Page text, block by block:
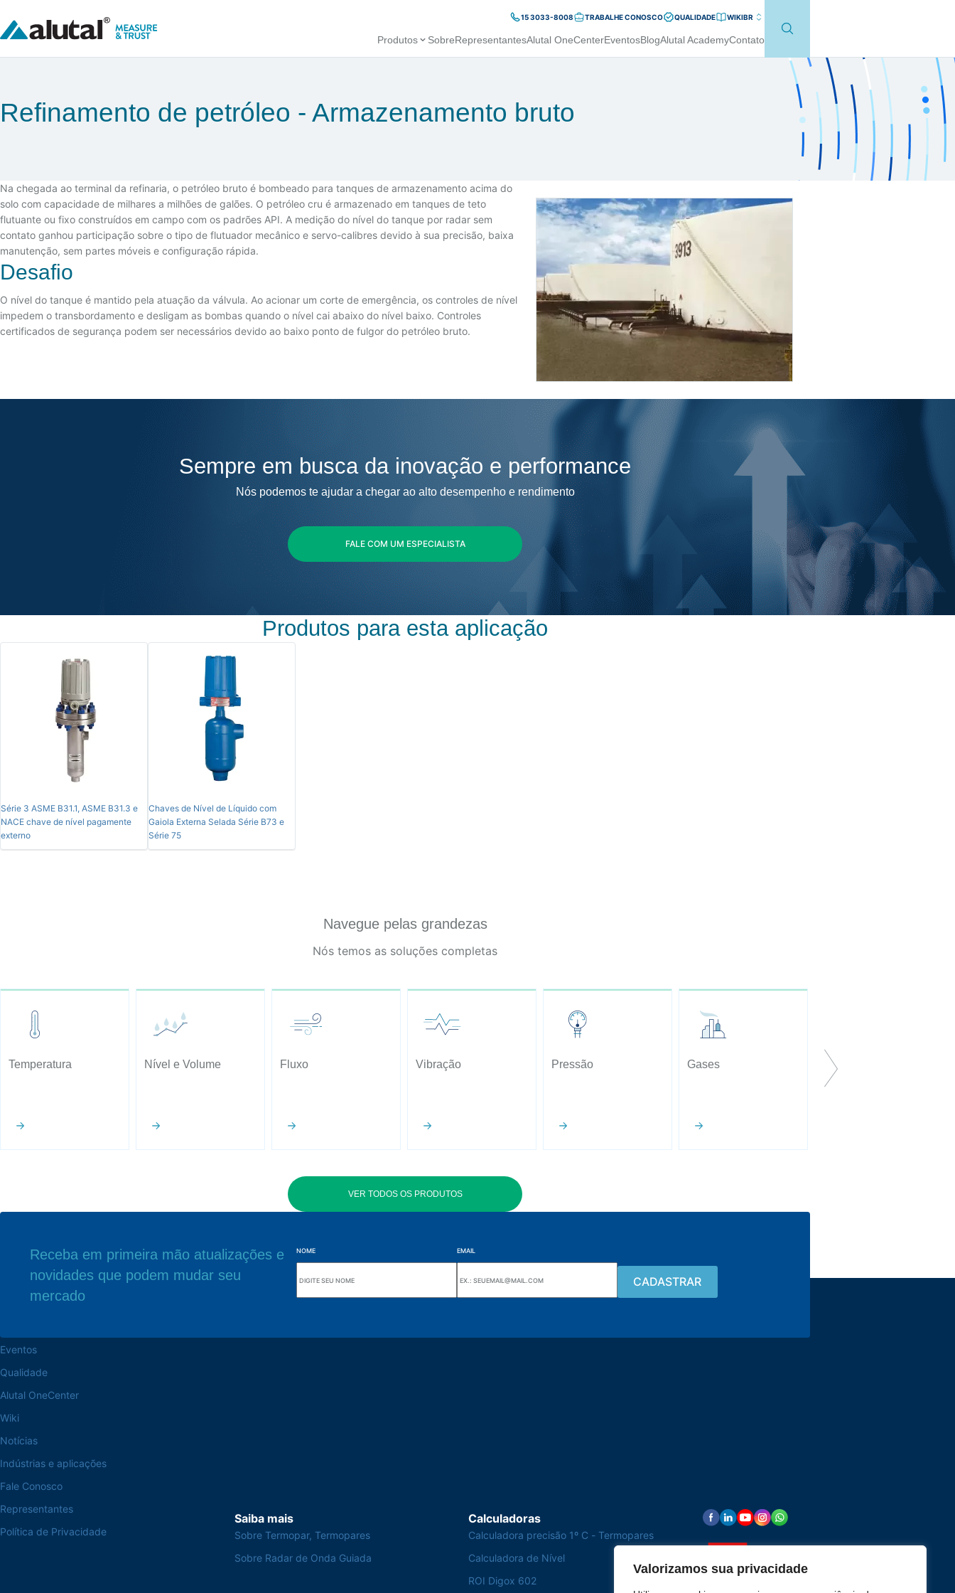
Valorizamos sua privacidade
15 3033-8008 TRABALHE CONOSCO QUALIDADE WIKIBR
Produtos SobreRepresentantesAlutal OneCenterEventosBlogAlutal AcademyContato
Refinamento de petróleo Armazenamento bruto
Na chegada ao terminal da refinaria, o petróleo bruto é bombeado para tanques de armazenamento acima do
solo com capacidade de milhares a milhões de galões. O petróleo cru é armazenado em tanques de teto
flutuante ou fixo construídos em campo com os padrões API. A medição do nível do tanque por radar sem
contato ganhou participação sobre o tipo de flutuador mecânico e servo-calibres devido à sua precisão, baixa
manutenção, sem partes móveis e configuração rápida.
Desafio
O nível do tanque é mantido pela atuação da válvula. Ao acionar um corte de emergência, os controles de nível
impedem o transbordamento e desligam as bombas quando o nível cai abaixo do nível baixo. Controles
certificados de segurança podem ser necessários devido ao baixo ponto de fulgor do petróleo bruto.
Sempre em busca da inovação e performance
Nós podemos te ajudar a chegar ao alto desempenho e rendimento
FALE COM UM ESPECIALISTA
Produtos para esta aplicação
Série 3 ASME B31.1, ASME B31.3 e
NACE chave de nível pagamente
externo
Chaves de Nível de Líquido com
Gaiola Externa Selada Série B73 e
Série 75
Navegue pelas grandezas
Nós temos as soluções completas
Temperatura Nível e Volume Fluxo Vibração Pressão Gases Serviços
VER TODOS OS PRODUTOS
Receba em primeira mão atualizações e
novidades que podem mudar seu
mercado
NOME EMAIL
Navegue pelo site
Sobre a Alutal
Eventos
Qualidade
Alutal OneCenter
Wiki
Notícias
Indústrias e aplicações
Fale Conosco
Representantes
Política de Privacidade
Saiba mais
Sobre Termopar, Termopares
Sobre Radar de Onda Guiada
Wiki Alutal
Calculadoras
Calculadora precisão 1º C - Termopares
Calculadora de Nível
ROI Digox 602